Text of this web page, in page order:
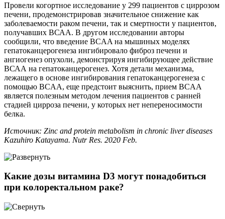
Провели когортное исследование у 299 пациентов с циррозом
печени, продемонстрировав значительное снижение как
заболеваемости раком печени, так и смертности у пациентов,
получавших ВСАА. В другом исследовании авторы
сообщили, что введение BCAA на мышиных моделях
гепатоканцерогенеза ингибировало фиброз печени и
ангиогенез опухоли, демонстрируя ингибирующее действие
ВСАА на гепатоканцерогенез. Хотя детали механизма,
лежащего в основе ингибирования гепатоканцерогенеза с
помощью BCAA, еще предстоит выяснить, прием BCAA
является полезным методом лечения пациентов с ранней
стадией цирроза печени, у которых нет непереносимости
белка.
Источник: Zinc and protein metabolism in chronic liver diseases
Kazuhiro Katayama. Nutr Res. 2020 Feb.
Какие дозы витамина D3 могут понадобиться
при колоректальном раке?